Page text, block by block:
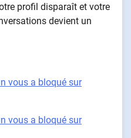
profil disparaît et votre
devient un
vous a bloqué sur
vous a bloqué sur